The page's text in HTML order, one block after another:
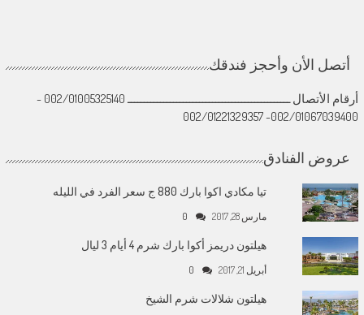
أتصل الأن وأحجز فندقك
أرقام الأتصال ــــــــــــــــــــــــــــــــــــــــــــــــــ 002/01005325140 -
002/01067039400- 002/01221329357
عروض الفنادق
تيا مكادي اكوا بارك 880 ج سعر الفرد في الليله
مارس 28, 2017 0
هيلتون دريمز أكوا بارك شرم 4 أيام 3 ليال
أبريل 21, 2017 0
هيلتون شلالات شرم الشيخ